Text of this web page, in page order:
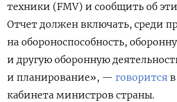
техники (FMV) и сообщить об
Отчет должен включать, среди
на обороноспособность,
и другую оборонную
и планирование», — говорится
кабинета министров страны.